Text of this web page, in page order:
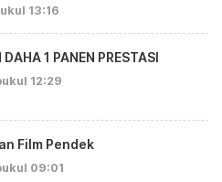
13:16
1 PANEN PRESTASI
12:29
Film Pendek
09:01